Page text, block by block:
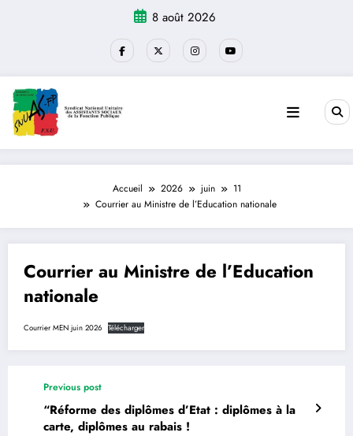
8 août 2026
Accueil 2026 juin
11
Courrier au Ministre de l’Education nationale
Courrier au Ministre de l’Education
nationale
Courrier MEN juin 2026 Télécharger
Previous post
“Réforme des diplômes d’Etat : diplômes à la
carte, diplômes au rabais !